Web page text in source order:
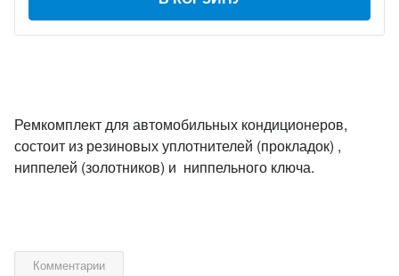
Ремкомплект для автомобильных кондиционеров,
состоит из резиновых уплотнителей (прокладок) ,
ниппелей (золотников) и ниппельного ключа.
Комментарии